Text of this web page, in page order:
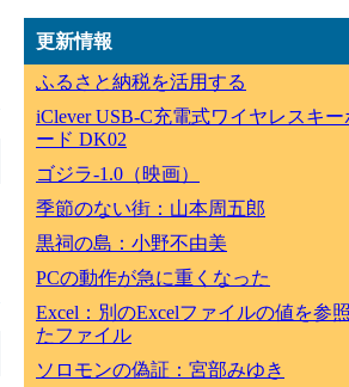
更新情報
ふるさと納税を活用する
iClever USB-C充電式ワイヤレスキー
ード DK02
ゴジラ-1.0（映画）
季節のない街：山本周五郎
黒祠の島：小野不由美
PCの動作が急に重くなった
Excel：別のExcelファイルの値を参
たファイル
ソロモンの偽証：宮部みゆき